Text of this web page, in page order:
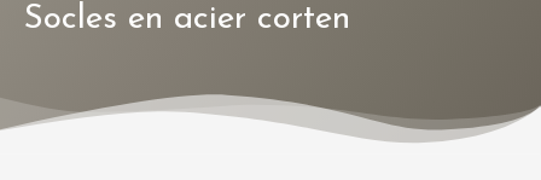
Socles en acier corten